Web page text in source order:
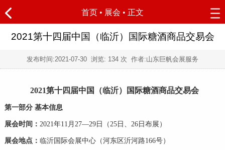
首页 • 展会 • 正文
2021第十四届中国（临沂）国际糖酒商品交易会
发布时间:2021-07-30 浏览: 134 次 作者:山东巨帆会展服务
2021第十四届中国（临沂）国际糖酒商品交易会
第一部分 基本信息
展会时间： 2021年11月27—29日（25日、26日布展）
展会地点： 临沂国际会展中心（河东区沂河路166号）